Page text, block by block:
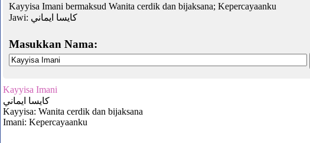
Kayyisa Imani bermaksud Wanita cerdik dan bijaksana; Kepercayaanku
Jawi: كايسا ايماني
Masukkan Nama:
Kayyisa Imani
كايسا ايماني
Kayyisa: Wanita cerdik dan bijaksana
Imani: Kepercayaanku